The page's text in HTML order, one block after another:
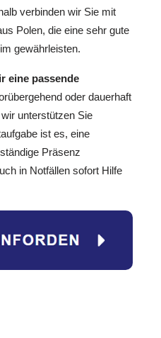
verbinden wir Sie mit
Polen, die eine sehr gute
gewährleisten.
eine passende
oder dauerhaft
unterstützen Sie
ist es, eine
Präsenz
in Notfällen sofort Hilfe